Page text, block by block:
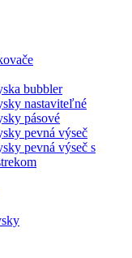
bubbler
nastaviteľné
pásové
pevná výseč
pevná výseč s